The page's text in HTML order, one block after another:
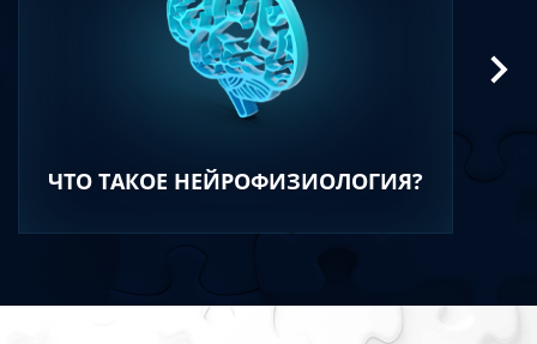
ЧТО ТАКОЕ НЕЙРОФИЗИОЛОГИЯ?